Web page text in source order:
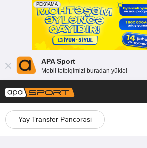
APA Sport
Mobil tətbiqimizi buradan yüklə!
Yay Transfer Pəncərəsi